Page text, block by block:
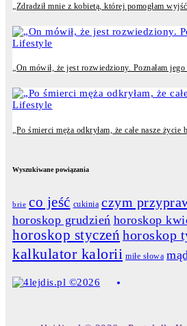
„Zdradził mnie z kobietą, której pomogłam
Lifestyle
„On mówił, że jest rozwiedziony. Poznałam
Lifestyle
„Po śmierci męża odkryłam, że całe nasze
Wyszukiwane powiązania
brie co jeść cukinia czym
horoskop grudzień horoskop
horoskop styczeń horoskop
kalkulator kalorii miłe słowa